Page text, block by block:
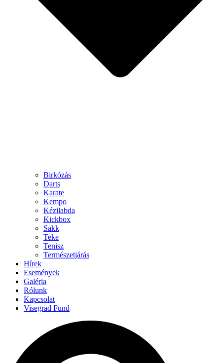
Birkózás
Darts
Karate
Kempo
Kézilabda
Kickbox
Sakk
Teke
Tenisz
Természetjárás
Hírek
Események
Galéria
Rólunk
Kapcsolat
Visegrad Fund